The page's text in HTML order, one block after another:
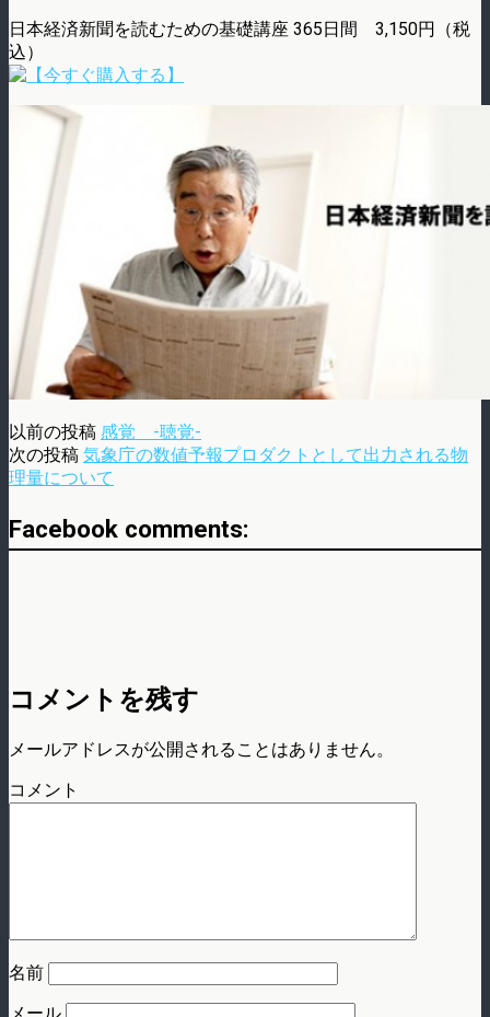
日本経済新聞を読むための基礎講座 365日間 3,150円（税
込）
以前の投稿 感覚 -聴覚-
次の投稿 気象庁の数値予報プロダクトとして出力される物
理量について
Facebook comments:
コメントを残す
メールアドレスが公開されることはありません。
コメント
名前